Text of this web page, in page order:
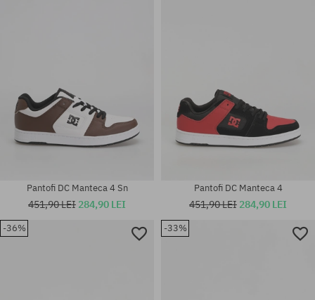
Mărimi existente:
Pantofi DC Manteca 4 Sn
451,90 LEI 284,90 LEI
Pantofi DC Manteca 4
451,90 LEI 284,90 LEI
-36% -33%